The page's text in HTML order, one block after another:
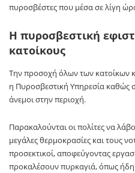
πυροσβέστες που μέσα σε λίγη
Η πυροσβεστική
κατοίκους
Την προσοχή όλων των κατοίκων
η Πυροσβεστική Υπηρεσία καθώς
άνεμοι στην περιοχή.
Παρακαλούνται οι πολίτες να
μεγάλες θερμοκρασίες και τους
προσεκτικοί, αποφεύγοντας
προκαλέσουν πυρκαγιά, όπως ήδη